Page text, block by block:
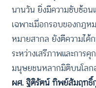
นานวัน ยิ่งมีความซับซ้อน
เฉพาะเมื่อกรอบของกฏห
หมายสากล ยังตีความได้
ระหว่างเสรีภาพและการ
มนุษยชนหลากมิติบนโลก
ผศ. ฐิติรัตน์ ทิพย์สัมฤทธิ์